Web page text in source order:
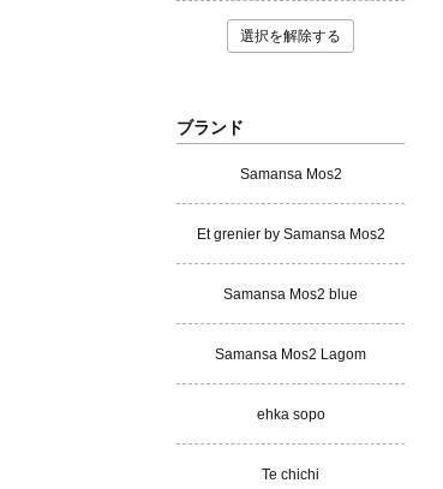
選択を解除する
ブランド
Samansa Mos2
Et grenier by Samansa Mos2
Samansa Mos2 blue
Samansa Mos2 Lagom
ehka sopo
Te chichi